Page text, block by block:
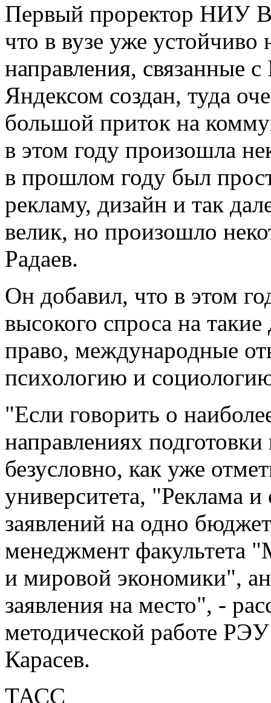
Первый проректор НИУ
что в вузе уже устойчиво
направления, связанные
Яндексом создан, туда
большой приток на
в этом году произошла
в прошлом году был
рекламу, дизайн и так
велик, но произошло
Радаев.
Он добавил, что в этом
высокого спроса на
право, международные
психологию и
"Если говорить о
направлениях подготовки
безусловно, как уже
университета, "Реклама
заявлений на одно
менеджмент факультета
и мировой экономики",
заявления на место", -
методической работе
Карасев.
ТАСС